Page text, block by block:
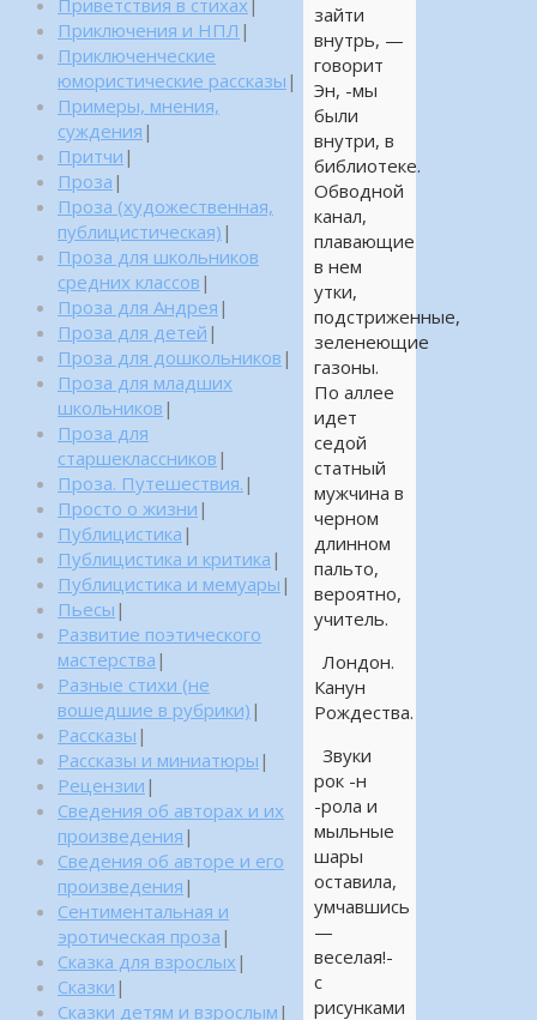
зайти
внутрь, —
говорит
Эн, -мы
были
внутри, в
библиотеке.
Обводной
канал,
плавающие
в нем
утки,
подстриженные,
зеленеющие
газоны.
По аллее
идет
седой
статный
мужчина в
черном
длинном
пальто,
вероятно,
учитель.
Лондон.
Канун
Рождества.
Звуки
рок -н
-рола и
мыльные
шары
оставила,
умчавшись
—
веселая!-
с
рисунками
Приветствия в стихах
Приключения и НПЛ |
Приключенческие
юмористические рассказы |
Примеры, мнения,
суждения |
Притчи |
Проза |
Проза (художественная,
публицистическая) |
Проза для школьников
средних классов |
Проза для Андрея |
Проза для детей |
Проза для дошкольников |
Проза для младших
школьников |
Проза для
старшеклассников |
Проза. Путешествия. |
Просто о жизни |
Публицистика |
Публицистика и критика |
Публицистика и мемуары |
Пьесы |
Развитие поэтического
мастерства |
Разные стихи (не
вошедшие в рубрики) |
Рассказы |
Рассказы и миниатюры |
Рецензии |
Сведения об авторах и их
произведения |
Сведения об авторе и его
произведения |
Сентиментальная и
эротическая проза |
Сказка для взрослых |
Сказки |
Сказки детям и взрослым |